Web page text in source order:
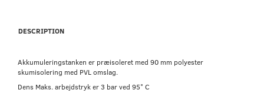
DESCRIPTION
Akkumuleringstanken er præisoleret med 90 mm polyester
skumisolering med PVL omslag.
Dens Maks. arbejdstryk er 3 bar ved 95° C